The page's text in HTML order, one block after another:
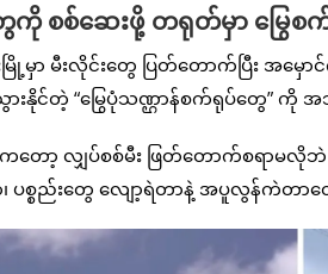
ကို စစ်ဆေးဖို့ တရုတ်မှာ မြွေ
ာ မီးလိုင်းတွေ ပြတ်တောက်ပြီး အမှေ
နိုင်တဲ့ “မြွေပုံသဏ္ဌာန်စက်ရုပ်တွေ” ကို အ
ော့ လျှပ်စစ်မီး ဖြတ်တောက်စရာမလို
၊ ပစ္စည်းတွေ လျော့ရဲတာနဲ့ အပူလွန်ကဲတာ